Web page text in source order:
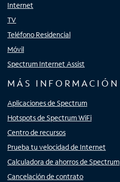
Internet
TV
Teléfono Residencial
Móvil
Spectrum Internet Assist
MÁS INFORMACIÓN
Aplicaciones de Spectrum
Hotspots de Spectrum WiFi
Centro de recursos
Prueba tu velocidad de Internet
Calculadora de ahorros de Spectrum
Cancelación de contrato